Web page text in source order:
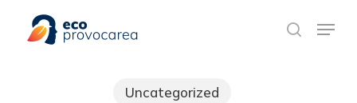
search
Meniu rapid
Uncategorized